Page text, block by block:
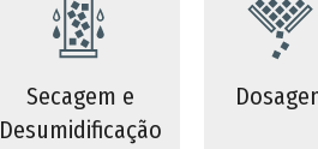
Secagem e
Desumidificação